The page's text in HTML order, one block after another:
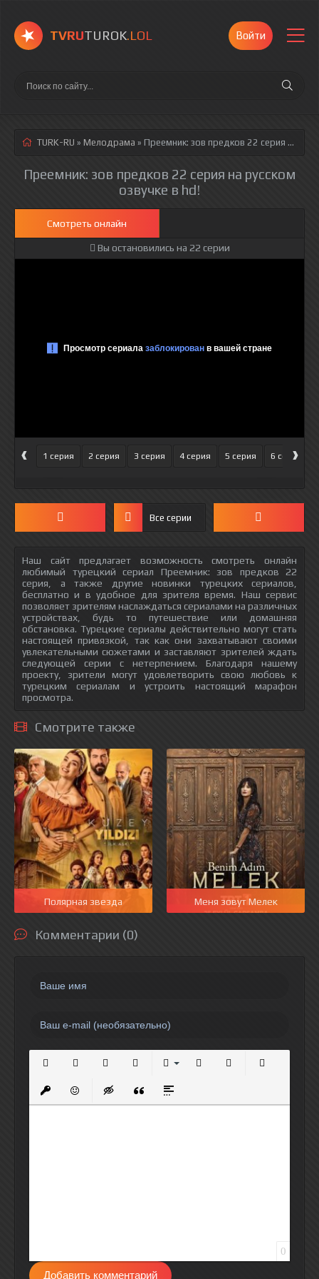
TVRUTUROK.LOL Войти
TURK-RU » Мелодрама » Преемник: зов предков 22 серия
Преемник: зов предков 22 серия на русском
озвучке в hd!
Смотреть онлайн
Вы остановились на 22 серии
‹ 1 серия 2 серия 3 серия 4 серия 5 серия 6 серия
›
Все серии
Наш сайт предлагает возможность смотреть онлайн
любимый турецкий сериал Преемник: зов предков 22
серия, а также другие новинки турецких сериалов,
бесплатно и в удобное для зрителя время. Наш сервис
позволяет зрителям наслаждаться сериалами на различных
устройствах, будь то путешествие или домашняя
обстановка. Турецкие сериалы действительно могут стать
настоящей привязкой, так как они захватывают своими
увлекательными сюжетами и заставляют зрителей ждать
следующей серии с нетерпением. Благодаря нашему
проекту, зрители могут удовлетворить свою любовь к
турецким сериалам и устроить настоящий марафон
просмотра.
Смотрите также
Полярная звезда Меня зовут Мелек
Комментарии (0)
Вставить защищенную ссылку
Вставить смайлик
Вставка скрытого текста
Вставка цитаты
Вставка спойлера
0
Добавить комментарий